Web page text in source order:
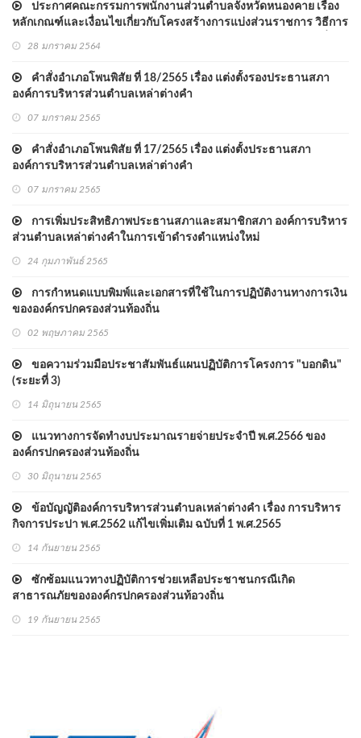
ประกาศคณะกรรมการพนักงานส่วนตำบลจังหวัดหนองคาย เรื่อง
หลักเกณฑ์และเงื่อนไขเกี่ยวกับโครงสร้างการแบ่งส่วนราชการ วิธีการ
พ.ศ.2563
28 มกราคม 2564
คำสั่งอำเภอโพนพิสัย ที่ 18/2565 เรื่อง แต่งตั้งรองประธานสภา
องค์การบริหารส่วนตำบลเหล่าต่างคำ
07 มกราคม 2565
คำสั่งอำเภอโพนพิสัย ที่ 17/2565 เรื่อง แต่งตั้งประธานสภา
องค์การบริหารส่วนตำบลเหล่าต่างคำ
07 มกราคม 2565
การเพิ่มประสิทธิภาพประธานสภาและสมาชิกสภา องค์การบริหาร
ส่วนตำบลเหล่าต่างคำในการเข้าดำรงตำแหน่งใหม่
24 กุมภาพันธ์ 2565
การกำหนดแบบพิมพ์และเอกสารที่ใช้ในการปฏิบัติงานทางการเงิน
ขององค์กรปกครองส่วนท้องถิ่น
02 พฤษภาคม 2565
ขอความร่วมมือประชาสัมพันธ์แผนปฏิบัติการโครงการ "บอกดิน"
(ระยะที่ 3)
14 มิถุนายน 2565
แนวทางการจัดทำงบประมาณรายจ่ายประจำปี พ.ศ.2566 ของ
องค์กรปกครองส่วนท้องถิ่น
30 มิถุนายน 2565
ข้อบัญญัติองค์การบริหารส่วนตำบลเหล่าต่างคำ เรื่อง การบริหาร
กิจการประปา พ.ศ.2562 แก้ไขเพิ่มเติม ฉบับที่ 1 พ.ศ.2565
14 กันยายน 2565
ซักซ้อมแนวทางปฏิบัติการช่วยเหลือประชาชนกรณีเกิด
สาธารณภัยขององค์กรปกครองส่วนท้อวงถิ่น
19 กันยายน 2565